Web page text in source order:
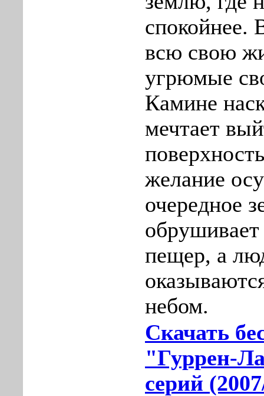
спокойнее.
всю свою
угрюмые
Камине
мечтает
желание
очередное
пещер, а
небом.
Скачать
"Гуррен-
серий